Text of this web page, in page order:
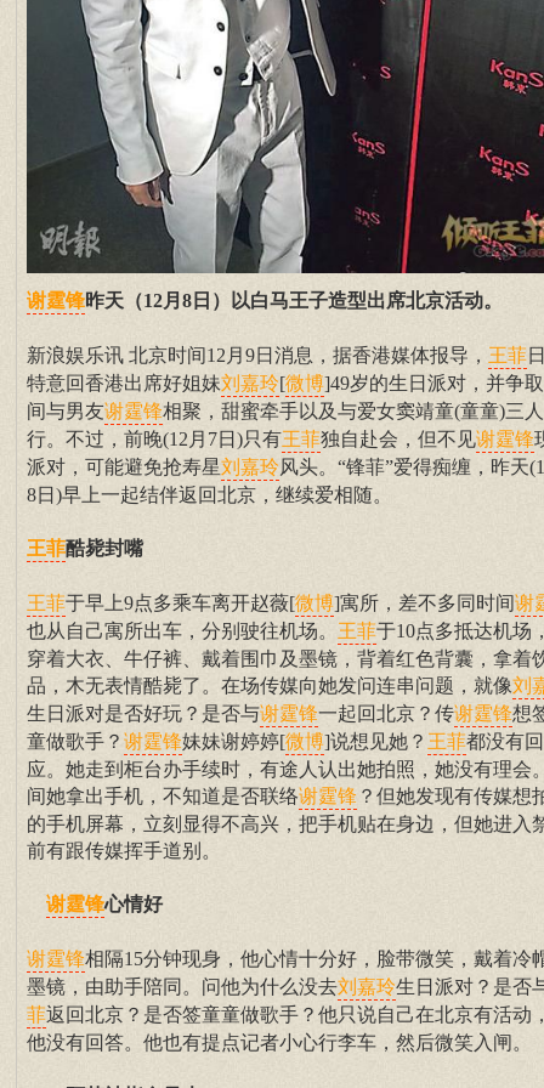
谢霆锋昨天（12月8日）以白马王子造型出席北京活动。
新浪娱乐讯 北京时间12月9日消息，据香港媒体报导， 王菲
特意回香港出席好姐妹刘嘉玲[微博]49岁的生日派对，并争
间与男友谢霆锋相聚，甜蜜牵手以及与爱女窦靖童(童童)三人
行。不过，前晚(12月7日)只有王菲独自赴会，但不见谢霆锋
派对，可能避免抢寿星刘嘉玲风头。“锋菲”爱得痴缠，昨天
8日)早上一起结伴返回北京，继续爱相随。
王菲酷毙封嘴
王菲于早上9点多乘车离开赵薇[微博]寓所，差不多同时间谢
也从自己寓所出车，分别驶往机场。 王菲于10点多抵达机场
穿着大衣、牛仔裤、戴着围巾及墨镜，背着红色背囊，拿着
品，木无表情酷毙了。在场传媒向她发问连串问题，就像刘
生日派对是否好玩？是否与谢霆锋一起回北京？传谢霆锋想
童做歌手？ 谢霆锋妹妹谢婷婷[微博]说想见她？ 王菲都没有回
应。她走到柜台办手续时，有途人认出她拍照，她没有理会
间她拿出手机，不知道是否联络谢霆锋 ？但她发现有传媒想
的手机屏幕，立刻显得不高兴，把手机贴在身边，但她进入
前有跟传媒挥手道别。
谢霆锋心情好
谢霆锋相隔15分钟现身，他心情十分好，脸带微笑，戴着冷
墨镜，由助手陪同。问他为什么没去刘嘉玲生日派对？是否
菲返回北京？是否签童童做歌手？他只说自己在北京有活动
他没有回答。他也有提点记者小心行李车，然后微笑入闸。